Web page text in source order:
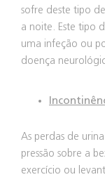
sofre deste tipo
a noite. Este tipo
uma infeção ou
doença
As perdas de
pressão sobre a
exercício ou